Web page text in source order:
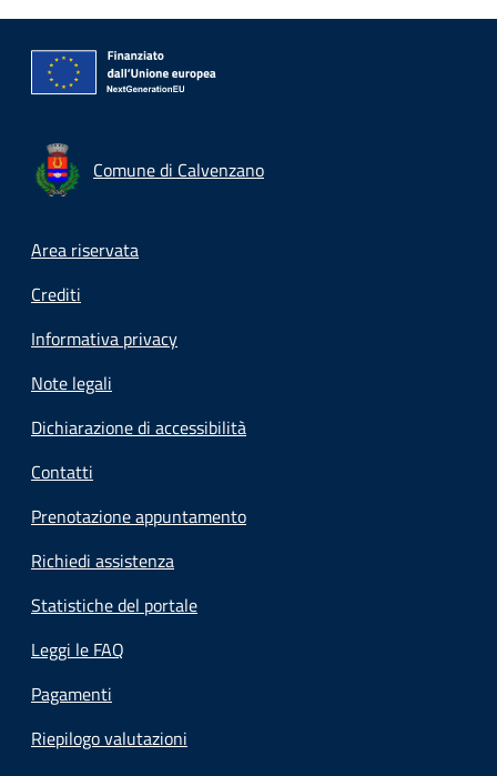
Comune di Calvenzano
Footer menu
Area riservata
Crediti
Informativa privacy
Note legali
Dichiarazione di accessibilità
Contatti
Prenotazione appuntamento
Richiedi assistenza
Statistiche del portale
Leggi le FAQ
Pagamenti
Riepilogo valutazioni